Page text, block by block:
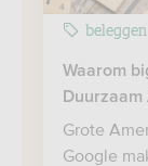
beleggen
Waarom
Grote
Google